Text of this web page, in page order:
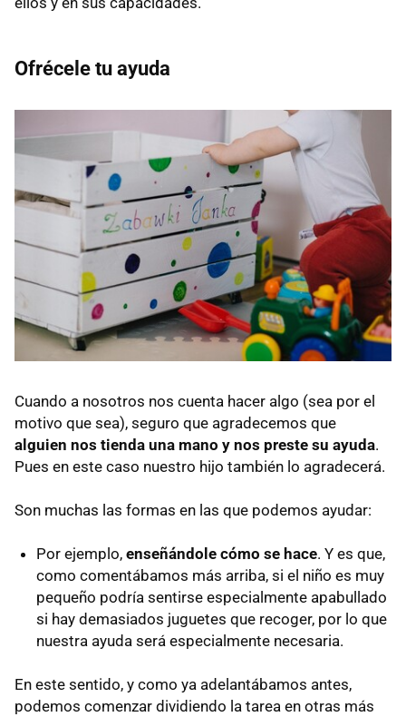
Ofrécele tu ayuda
Cuando a nosotros nos cuenta hacer algo (sea por el
motivo que sea), seguro que agradecemos que
alguien nos tienda una mano y nos preste su ayuda.
Pues en este caso nuestro hijo también lo agradecerá.
Son muchas las formas en las que podemos ayudar:
Por ejemplo, enseñándole cómo se hace. Y es que,
como comentábamos más arriba, si el niño es muy
pequeño podría sentirse especialmente apabullado
si hay demasiados juguetes que recoger, por lo que
nuestra ayuda será especialmente necesaria.
En este sentido, y como ya adelantábamos antes,
podemos comenzar dividiendo la tarea en otras más